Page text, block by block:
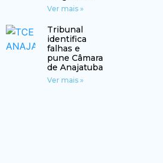
Ver mais »
Tribunal
identifica
falhas e
pune Câmara
de Anajatuba
Ver mais »